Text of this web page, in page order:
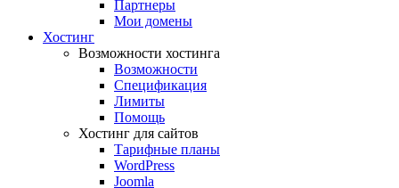
Партнеры
Мои домены
Хостинг
Возможности хостинга
Возможности
Спецификация
Лимиты
Помощь
Хостинг для сайтов
Тарифные планы
WordPress
Joomla